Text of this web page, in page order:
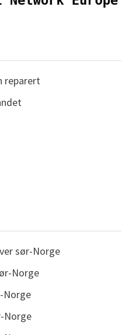
reparert
sør-Norge
Norge
Norge
Norge